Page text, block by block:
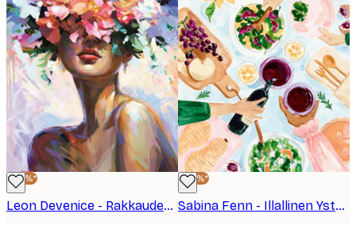
-40%*
Leon Devenice - Rakkauden Ympäröimänä Juliste
-40%*
Sabina Fenn - Illallinen Ystävien kanssa Juliste